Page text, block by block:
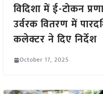
विदिशा में ई-टोकन
उर्वरक वितरण में
कलेक्टर ने दिए निर्देश
October 17, 2025